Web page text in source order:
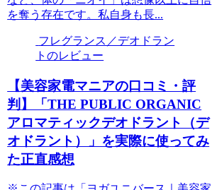
を奪う存在です。私自身も長...
フレグランス／デオドラン
トのレビュー
【美容家電マニアの口コミ・評
判】「THE PUBLIC ORGANIC
アロマティックデオドラント（デ
オドラント）」を実際に使ってみ
た正直感想